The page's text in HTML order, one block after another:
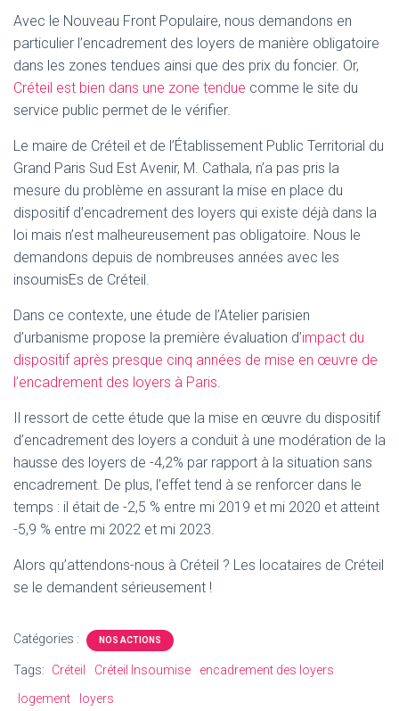
Avec le Nouveau Front Populaire, nous demandons en
particulier l’encadrement des loyers de manière obligatoire
dans les zones tendues ainsi que des prix du foncier. Or,
Créteil est bien dans une zone tendue comme le site du
service public permet de le vérifier.
Le maire de Créteil et de l’Établissement Public Territorial du
Grand Paris Sud Est Avenir, M. Cathala, n’a pas pris la
mesure du problème en assurant la mise en place du
dispositif d’encadrement des loyers qui existe déjà dans la
loi mais n’est malheureusement pas obligatoire. Nous le
demandons depuis de nombreuses années avec les
insoumisEs de Créteil.
Dans ce contexte, une étude de l’Atelier parisien
d’urbanisme propose la première évaluation d’impact du
dispositif après presque cinq années de mise en œuvre de
l’encadrement des loyers à Paris.
Il ressort de cette étude que la mise en œuvre du dispositif
d’encadrement des loyers a conduit à une modération de la
hausse des loyers de -4,2% par rapport à la situation sans
encadrement. De plus, l’effet tend à se renforcer dans le
temps : il était de -2,5 % entre mi 2019 et mi 2020 et atteint
-5,9 % entre mi 2022 et mi 2023.
Alors qu’attendons-nous à Créteil ? Les locataires de Créteil
se le demandent sérieusement !
Catégories : NOS ACTIONS
Tags: Créteil Créteil Insoumise
encadrement des loyers
logement
loyers